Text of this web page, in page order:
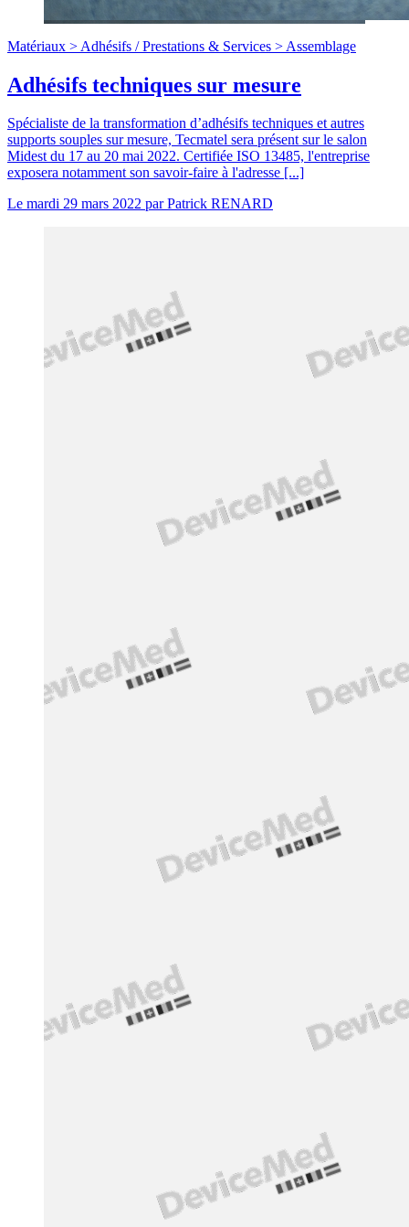
Matériaux > Adhésifs /Prestations & Services > Assemblage
Adhésifs techniques sur mesure
Spécialiste de la transformation d’adhésifs techniques et autres
supports souples sur mesure, Tecmatel sera présent sur le salon
Midest du 17 au 20 mai 2022. Certifiée ISO 13485, l'entreprise
exposera notamment son savoir-faire à l'adresse [...]
Le mardi 29 mars 2022 parPatrick RENARD